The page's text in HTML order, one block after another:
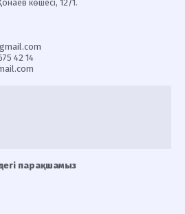
көшесі, 12/1.
42 14
парақшамыз